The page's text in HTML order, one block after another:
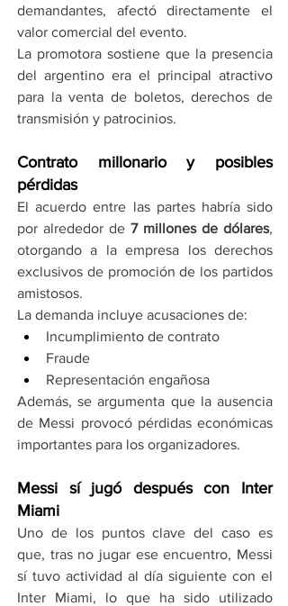
demandantes, afectó directamente el
valor comercial del evento.
La promotora sostiene que la presencia
del argentino era el principal atractivo
para la venta de boletos, derechos de
transmisión y patrocinios.
Contrato millonario y posibles
pérdidas
El acuerdo entre las partes habría sido
por alrededor de 7 millones de dólares,
otorgando a la empresa los derechos
exclusivos de promoción de los partidos
amistosos.
La demanda incluye acusaciones de:
Incumplimiento de contrato
Fraude
Representación engañosa
Además, se argumenta que la ausencia
de Messi provocó pérdidas económicas
importantes para los organizadores.
Messi sí jugó después con Inter
Miami
Uno de los puntos clave del caso es
que, tras no jugar ese encuentro, Messi
sí tuvo actividad al día siguiente con el
Inter Miami, lo que ha sido utilizado